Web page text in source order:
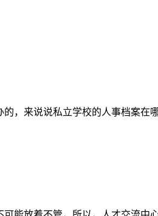
，来说说私立学校的人事档案在